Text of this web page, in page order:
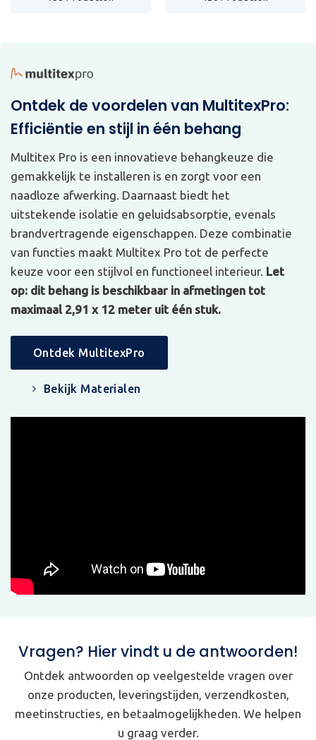
Ontdek de voordelen van MultitexPro:
Efficiëntie en stijl in één behang
Multitex Pro is een innovatieve behangkeuze die
gemakkelijk te installeren is en zorgt voor een
naadloze afwerking. Daarnaast biedt het
uitstekende isolatie en geluidsabsorptie, evenals
brandvertragende eigenschappen. Deze combinatie
van functies maakt Multitex Pro tot de perfecte
keuze voor een stijlvol en functioneel interieur. Let
op: dit behang is beschikbaar in afmetingen tot
maximaal 2,91 x 12 meter uit één stuk.
Ontdek MultitexPro
Bekijk Materialen
Vragen? Hier vindt u de antwoorden!
Ontdek antwoorden op veelgestelde vragen over
onze producten, leveringstijden, verzendkosten,
meetinstructies, en betaalmogelijkheden. We helpen
u graag verder.